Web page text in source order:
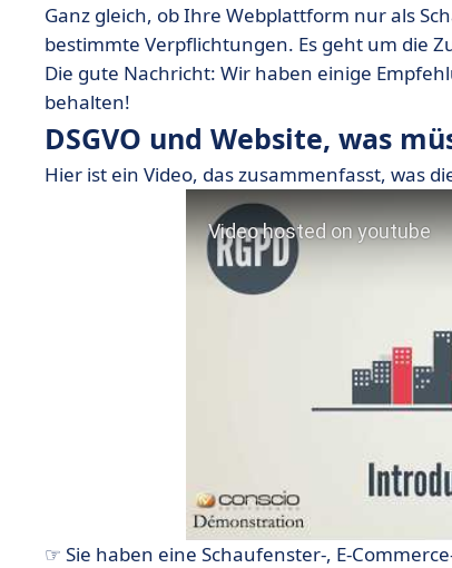
Ganz gleich, ob Ihre Webplattform nur als
bestimmte Verpflichtungen. Es geht um die
Die gute Nachricht: Wir haben einige
behalten!
DSGVO und Website, was
Hier ist ein Video, das zusammenfasst, was
☞ Sie haben eine Schaufenster-, E-